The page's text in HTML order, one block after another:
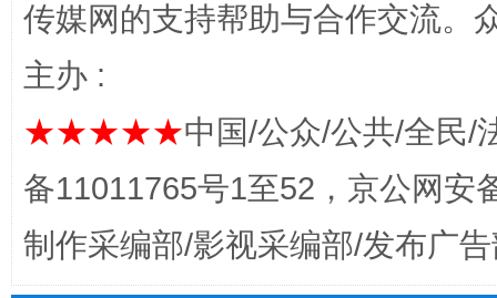
传媒网的支持帮助与合作交流。
主办 :
★★★★★中国/公众/公共/全民/
备11011765号1至52，京公网安
制作采编部/影视采编部/发布广